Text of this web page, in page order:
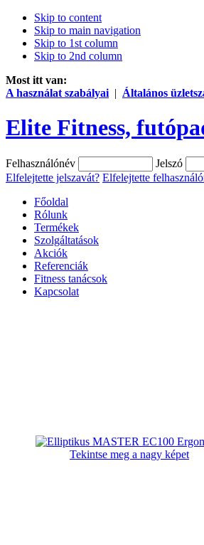
Skip to content
Skip to main navigation
Skip to 1st column
Skip to 2nd column
Most itt van:
A használat szabályai | Általános
Elite Fitness,
Felhasználónév
Jelszó
Elfelejtette jelszavát? Elfelejtette
Főoldal
Rólunk
Termékek
Szolgáltatások
Akciók
Referenciák
Fitness tanácsok
Kapcsolat
Tekintse meg a nagy képet